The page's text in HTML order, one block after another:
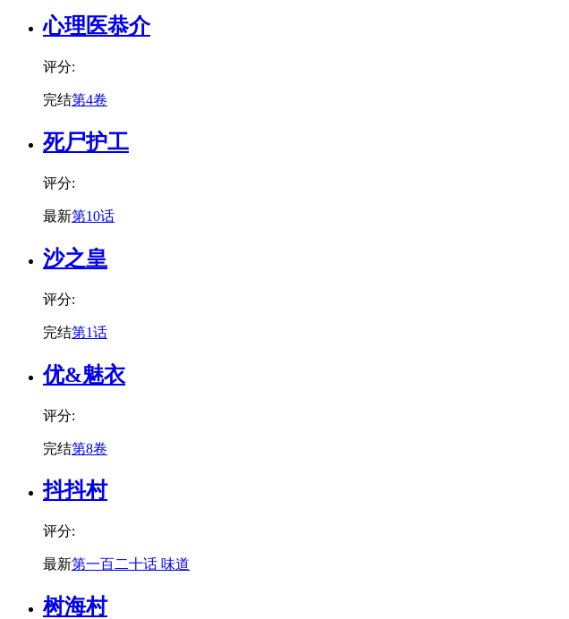
心理医恭介
评分:
完结第4卷
死尸护工
评分:
最新第10话
沙之皇
评分:
完结第1话
优&魅衣
评分:
完结第8卷
抖抖村
评分:
最新第一百二十话 味道
树海村